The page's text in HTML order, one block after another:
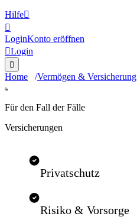
Hilfe

LoginKonto eröffnen
Login

Home Vermögen & Versicherung
Für den Fall der Fälle
Versicherungen
Privatschutz
Risiko & Vorsorge